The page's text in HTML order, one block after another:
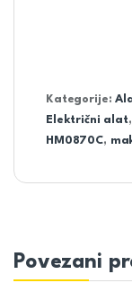
Kategorije:
Električni alat,
HM0870C,
Povezani